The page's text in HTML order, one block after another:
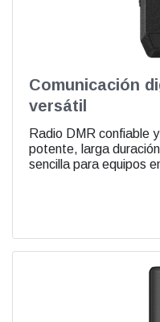
Comunicación
versátil
Radio DMR confiable
potente, larga
sencilla para equipos